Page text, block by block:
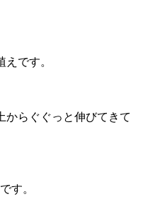
です。
からぐぐっと伸びてきて
す。